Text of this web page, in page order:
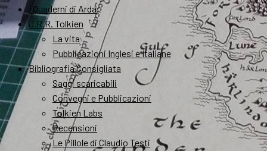
I Quaderni di Arda
J.R.R. Tolkien
La vita
Pubblicazioni Inglesi e Italiane
Bibliografia Consigliata
Saggi scaricabili
Convegni e Pubblicazioni
Tolkien Labs
Recensioni
Le Pillole di Claudio Testi